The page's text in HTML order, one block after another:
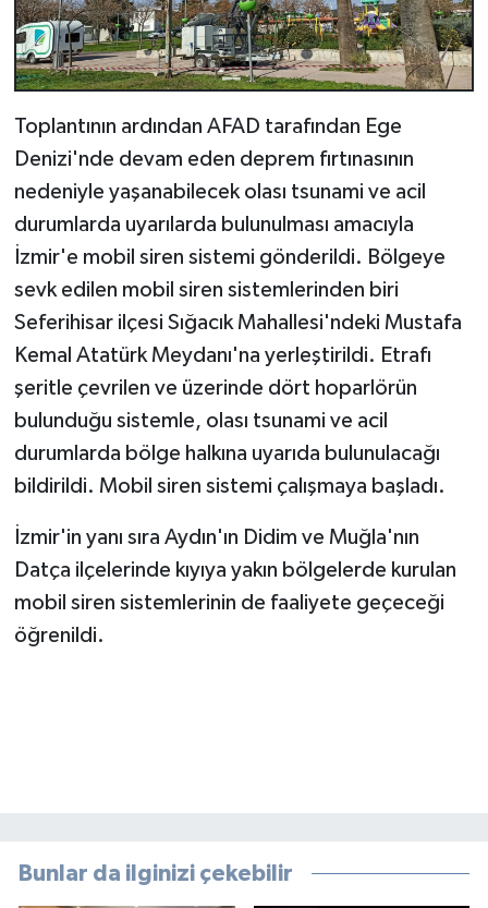
Toplantının ardından AFAD tarafından Ege
Denizi'nde devam eden deprem fırtınasının
nedeniyle yaşanabilecek olası tsunami ve acil
durumlarda uyarılarda bulunulması amacıyla
İzmir'e mobil siren sistemi gönderildi. Bölgeye
sevk edilen mobil siren sistemlerinden biri
Seferihisar ilçesi Sığacık Mahallesi'ndeki Mustafa
Kemal Atatürk Meydanı'na yerleştirildi. Etrafı
şeritle çevrilen ve üzerinde dört hoparlörün
bulunduğu sistemle, olası tsunami ve acil
durumlarda bölge halkına uyarıda bulunulacağı
bildirildi. Mobil siren sistemi çalışmaya başladı.
İzmir'in yanı sıra Aydın'ın Didim ve Muğla'nın
Datça ilçelerinde kıyıya yakın bölgelerde kurulan
mobil siren sistemlerinin de faaliyete geçeceği
öğrenildi.
Bunlar da ilginizi çekebilir